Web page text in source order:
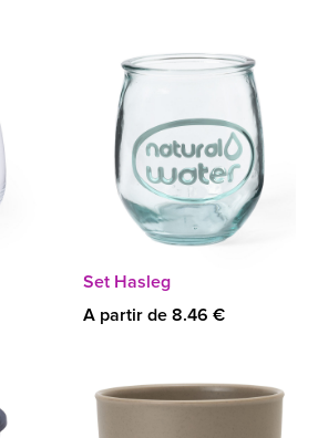
Set Hasleg
A partir de 8.46 €